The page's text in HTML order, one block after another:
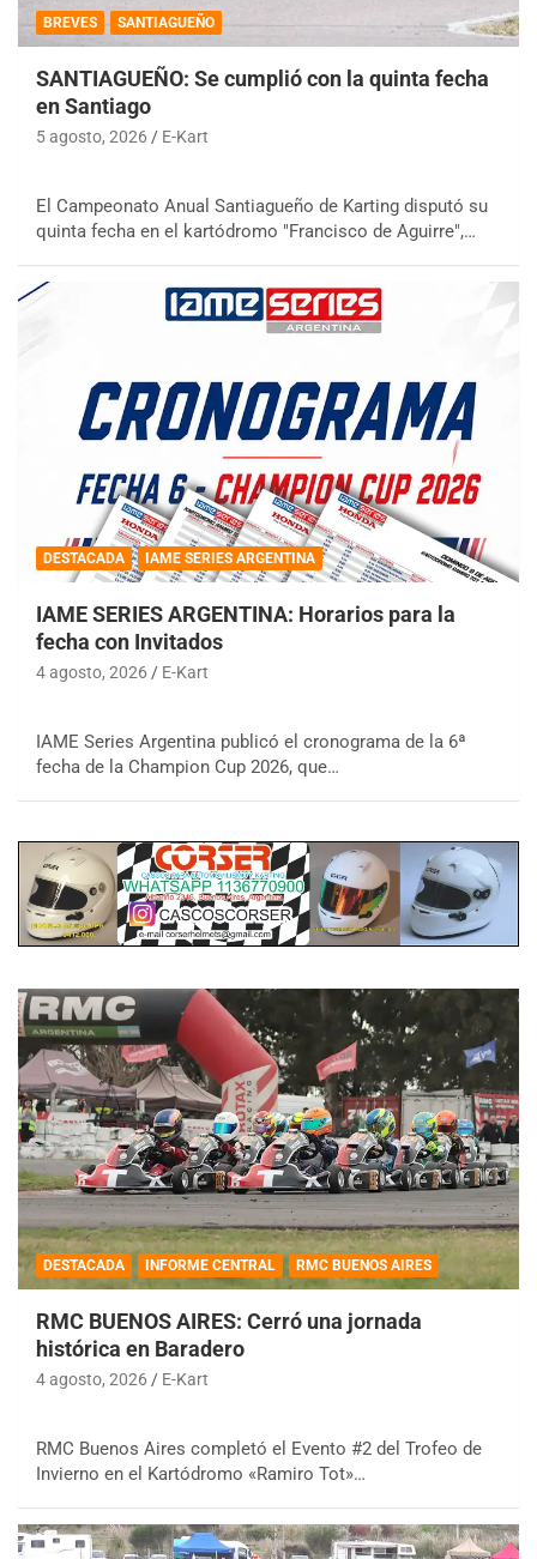
BREVES SANTIAGUEÑO
SANTIAGUEÑO: Se cumplió con la quinta fecha
en Santiago
5 agosto, 2026 E-Kart
El Campeonato Anual Santiagueño de Karting disputó su
quinta fecha en el kartódromo "Francisco de Aguirre",…
DESTACADA IAME SERIES ARGENTINA
IAME SERIES ARGENTINA: Horarios para la
fecha con Invitados
4 agosto, 2026 E-Kart
IAME Series Argentina publicó el cronograma de la 6ª
fecha de la Champion Cup 2026, que…
DESTACADA INFORME CENTRAL RMC BUENOS AIRES
RMC BUENOS AIRES: Cerró una jornada
histórica en Baradero
4 agosto, 2026 E-Kart
RMC Buenos Aires completó el Evento #2 del Trofeo de
Invierno en el Kartódromo «Ramiro Tot»…